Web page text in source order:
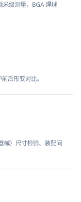
级测量，BGA 焊球
后形变对比。
械）尺寸检验、装配间